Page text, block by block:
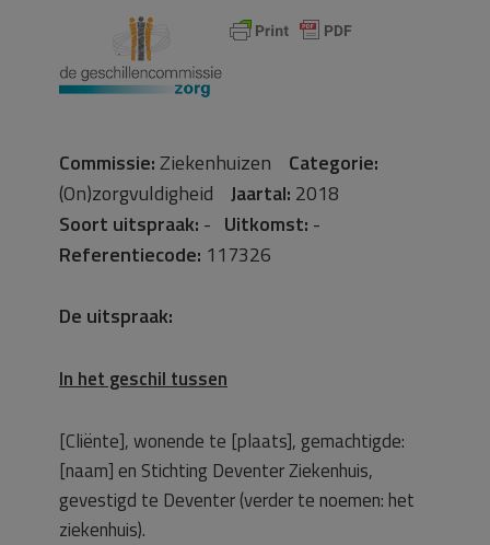
Commissie:Ziekenhuizen Categorie:
(On)zorgvuldigheid Jaartal: 2018
Soort uitspraak: - Uitkomst: -
Referentiecode: 117326
De uitspraak:
In het geschil tussen
[Cliënte], wonende te [plaats], gemachtigde:
[naam] en Stichting Deventer Ziekenhuis,
gevestigd te Deventer (verder te noemen: het
ziekenhuis).